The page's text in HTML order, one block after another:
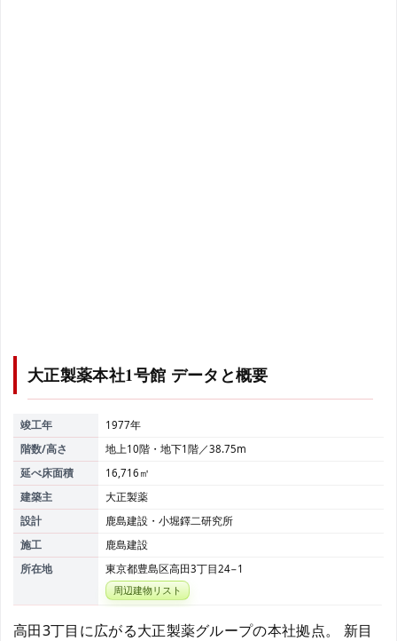
大正製薬本社1号館 データと概要
竣工年
1977年
階数/高さ
地上10階・地下1階／38.75m
延べ床面積
16,716㎡
建築主
大正製薬
設計
鹿島建設・小堀鐸二研究所
施工
鹿島建設
所在地
東京都豊島区高田3丁目24−1
周辺建物リスト
高田3丁目に広がる大正製薬グループの本社拠点。 新目